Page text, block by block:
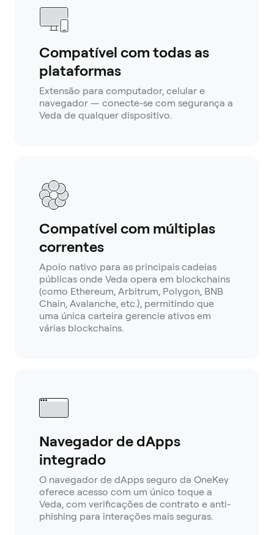
Compatível com todas as
plataformas
Extensão para computador, celular e
navegador — conecte-se com segurança a
Veda de qualquer dispositivo.
Compatível com múltiplas
correntes
Apoio nativo para as principais cadeias
públicas onde Veda opera em blockchains
(como Ethereum, Arbitrum, Polygon, BNB
Chain, Avalanche, etc.), permitindo que
uma única carteira gerencie ativos em
várias blockchains.
Navegador de dApps
integrado
O navegador de dApps seguro da OneKey
oferece acesso com um único toque a
Veda, com verificações de contrato e anti-
phishing para interações mais seguras.